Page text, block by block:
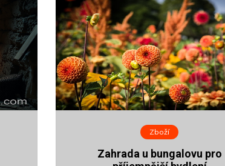
Zboží
Zahrada u bungalovu pro